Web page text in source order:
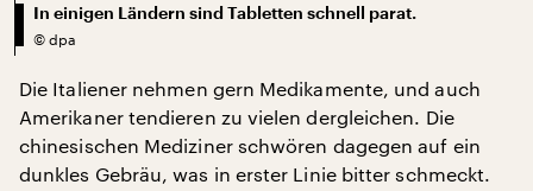
In einigen Ländern sind Tabletten schnell parat.
© dpa
Die Italiener nehmen gern Medikamente, und auch
Amerikaner tendieren zu vielen dergleichen. Die
chinesischen Mediziner schwören dagegen auf ein
dunkles Gebräu, was in erster Linie bitter schmeckt.